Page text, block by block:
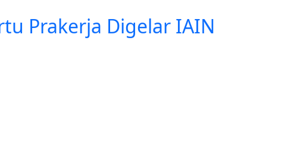
Keterampilan Kolaborasi untuk Kesiapan Memasuki Dunia
Prakerja Digelar IAIN